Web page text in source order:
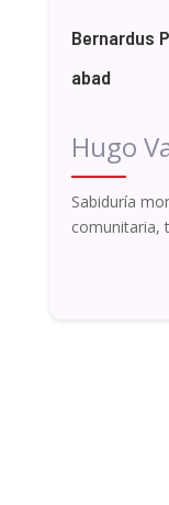
Bernardus
abad
Hugo
Sabiduría
comunitaria,